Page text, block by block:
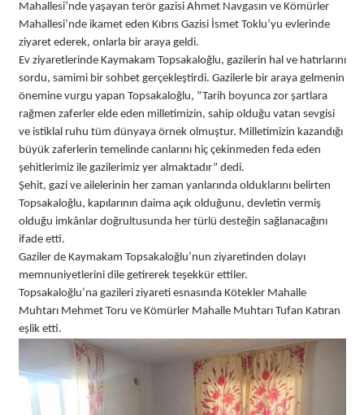
Mahallesi’nde yaşayan terör gazisi Ahmet Navgasın ve Kömürler
Mahallesi’nde ikamet eden Kıbrıs Gazisi İsmet Toklu’yu evlerinde
ziyaret ederek, onlarla bir araya geldi.
Ev ziyaretlerinde Kaymakam Topsakaloğlu, gazilerin hal ve hatırlarını
sordu, samimi bir sohbet gerçekleştirdi. Gazilerle bir araya gelmenin
önemine vurgu yapan Topsakaloğlu, “Tarih boyunca zor şartlara
rağmen zaferler elde eden milletimizin, sahip olduğu vatan sevgisi
ve istiklal ruhu tüm dünyaya örnek olmuştur. Milletimizin kazandığı
büyük zaferlerin temelinde canlarını hiç çekinmeden feda eden
şehitlerimiz ile gazilerimiz yer almaktadır” dedi.
Şehit, gazi ve ailelerinin her zaman yanlarında olduklarını belirten
Topsakaloğlu, kapılarının daima açık olduğunu, devletin vermiş
olduğu imkânlar doğrultusunda her türlü desteğin sağlanacağını
ifade etti.
Gaziler de Kaymakam Topsakaloğlu’nun ziyaretinden dolayı
memnuniyetlerini dile getirerek teşekkür ettiler.
Topsakaloğlu’na gazileri ziyareti esnasında Kötekler Mahalle
Muhtarı Mehmet Toru ve Kömürler Mahalle Muhtarı Tufan Katıran
eşlik etti.